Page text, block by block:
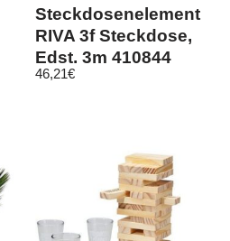
Steckdosenelement
RIVA 3f Steckdose,
Edst, 3m 410844
46,21€